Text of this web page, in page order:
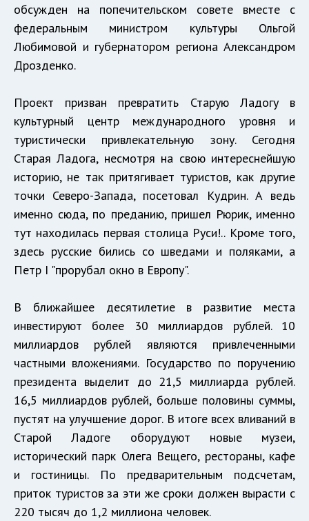
обсужден на попечительском совете вместе с
федеральным министром культуры Ольгой
Любимовой и губернатором региона Александром
Дрозденко.
Проект призван превратить Старую Ладогу в
культурный центр международного уровня и
туристически привлекательную зону. Сегодня
Старая Ладога, несмотря на свою интереснейшую
историю, не так притягивает туристов, как другие
точки Северо-Запада, посетовал Кудрин. А ведь
именно сюда, по преданию, пришел Рюрик, именно
тут находилась первая столица Руси!.. Кроме того,
здесь русские бились со шведами и поляками, а
Петр I "прорубал окно в Европу".
В ближайшее десятилетие в развитие места
инвестируют более 30 миллиардов рублей. 10
миллиардов рублей являются привлеченными
частными вложениями. Государство по поручению
президента выделит до 21,5 миллиарда рублей.
16,5 миллиардов рублей, больше половины суммы,
пустят на улучшение дорог. В итоге всех вливаний в
Старой Ладоге оборудуют новые музеи,
исторический парк Олега Вещего, рестораны, кафе
и гостиницы. По предварительным подсчетам,
приток туристов за эти же сроки должен вырасти с
220 тысяч до 1,2 миллиона человек.